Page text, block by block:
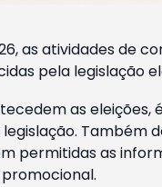
as atividades de
pela legislação
as
Também
permitidas as